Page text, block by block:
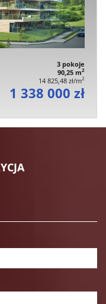
3 pokoje
90,25 m2
14 825,48 zł/m2
1 338 000 zł